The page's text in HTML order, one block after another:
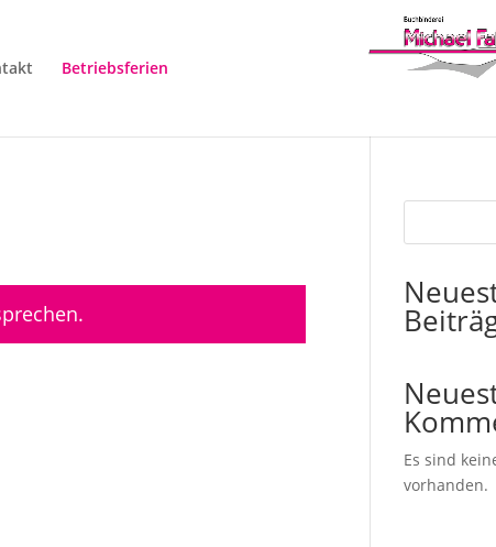
Betriebsferien
Es sind
vorhanden.